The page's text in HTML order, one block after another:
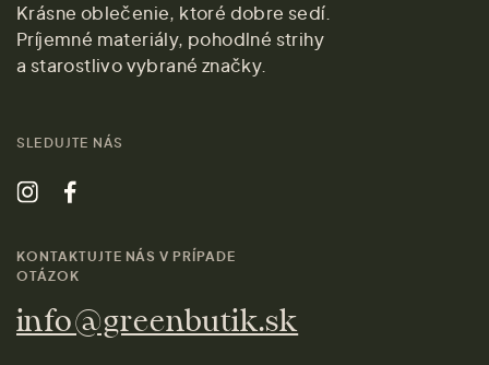
Krásne oblečenie, ktoré dobre sedí.
Príjemné materiály, pohodlné strihy
a starostlivo vybrané značky.
SLEDUJTE NÁS
KONTAKTUJTE NÁS V PRÍPADE
OTÁZOK
info@greenbutik.sk